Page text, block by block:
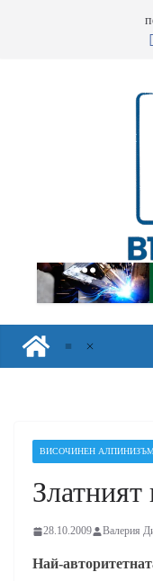
ВИСОЧИНЕН
28.10.2009 Валерия
Най-